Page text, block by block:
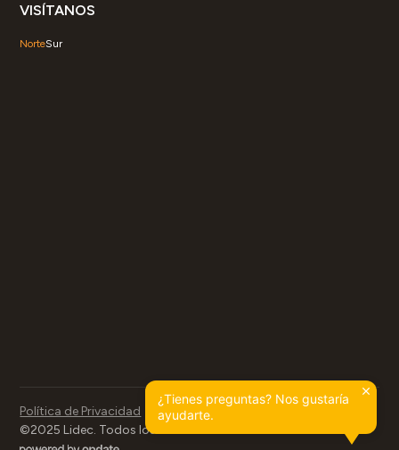
VISÍTANOS
NorteSur
©2025 Lidec. Todos los derechos reservados.
Política de Privacidad
¿Tienes preguntas? Nos gustaría
ayudarte.